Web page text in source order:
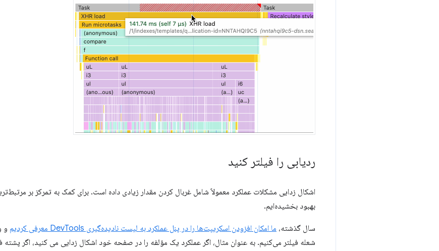
ردیابی را فیلتر کنید
اشکال زدایی مشکلات عملکرد معمولاً شامل غربال کردن مقدار زیادی داده است. برای کمک به تمرکز بر
بهبود بخشیده‌ایم.
سال گذشته، ما امکان افزودن اسکریپت‌ها را در پنل عملکرد به لیست نادیده‌گیری DevTools معرفی کردیم
و
شعله فیلتر می‌کنیم. به عنوان مثال، اگر عملکرد یک مؤلفه را در صفحه خود اشکال زدایی می کنید، اگر پشته